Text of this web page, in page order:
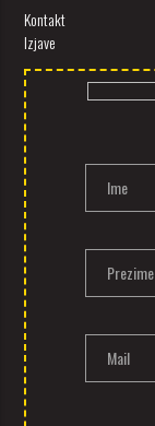
Kontakt
Izjave
Ime
Prezime
Mail